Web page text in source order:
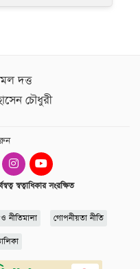
দত্ত
চৌধুরী
স্বত্বাধিকার সংরক্ষিত
নীতিমালা গোপনীয়তা নীতি